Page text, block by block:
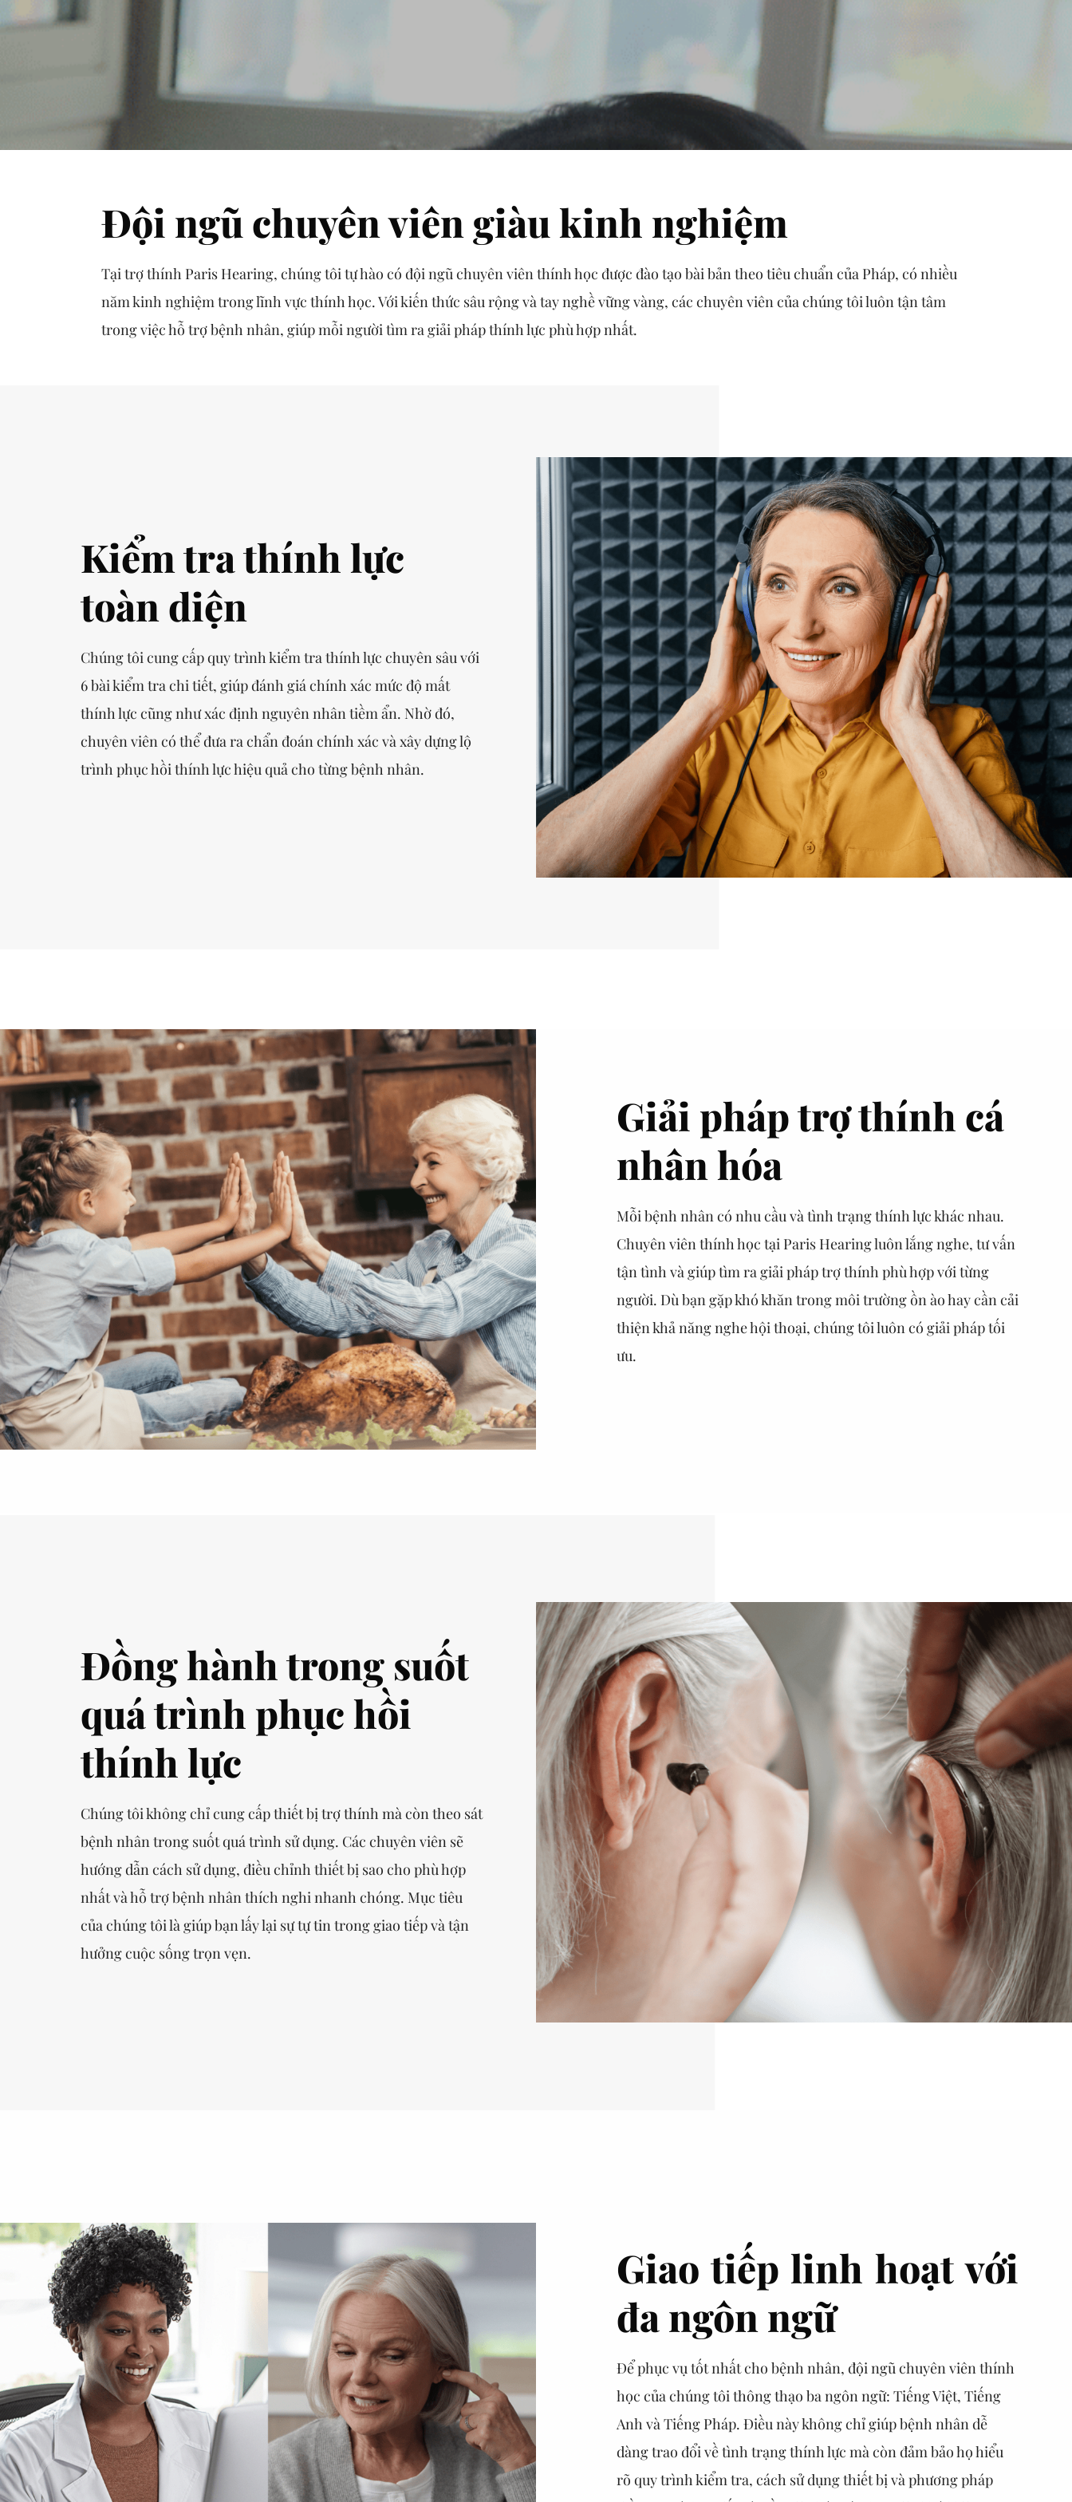
Đội ngũ chuyên viên giàu kinh nghiệm
Tại trợ thính Paris Hearing, chúng tôi tự hào có đội ngũ chuyên viên thính học được đào tạo bài bản theo tiêu chuẩn của Pháp, có nhiều
năm kinh nghiệm trong lĩnh vực thính học. Với kiến thức sâu rộng và tay nghề vững vàng, các chuyên viên của chúng tôi luôn tận tâm
trong việc hỗ trợ bệnh nhân, giúp mỗi người tìm ra giải pháp thính lực phù hợp nhất.
Kiểm tra thính lực
toàn diện
Chúng tôi cung cấp quy trình kiểm tra thính lực chuyên sâu với
6 bài kiểm tra chi tiết, giúp đánh giá chính xác mức độ mất
thính lực cũng như xác định nguyên nhân tiềm ẩn. Nhờ đó,
chuyên viên có thể đưa ra chẩn đoán chính xác và xây dựng lộ
trình phục hồi thính lực hiệu quả cho từng bệnh nhân.
Giải pháp trợ thính cá
nhân hóa
Mỗi bệnh nhân có nhu cầu và tình trạng thính lực khác nhau.
Chuyên viên thính học tại Paris Hearing luôn lắng nghe, tư vấn
tận tình và giúp tìm ra giải pháp trợ thính phù hợp với từng
người. Dù bạn gặp khó khăn trong môi trường ồn ào hay cần cải
thiện khả năng nghe hội thoại, chúng tôi luôn có giải pháp tối
ưu.
Đồng hành trong suốt
quá trình phục hồi
thính lực
Chúng tôi không chỉ cung cấp thiết bị trợ thính mà còn theo sát
bệnh nhân trong suốt quá trình sử dụng. Các chuyên viên sẽ
hướng dẫn cách sử dụng, điều chỉnh thiết bị sao cho phù hợp
nhất và hỗ trợ bệnh nhân thích nghi nhanh chóng. Mục tiêu
của chúng tôi là giúp bạn lấy lại sự tự tin trong giao tiếp và tận
hưởng cuộc sống trọn vẹn.
Giao tiếp linh hoạt với
đa ngôn ngữ
Để phục vụ tốt nhất cho bệnh nhân, đội ngũ chuyên viên thính
học của chúng tôi thông thạo ba ngôn ngữ: Tiếng Việt, Tiếng
Anh và Tiếng Pháp. Điều này không chỉ giúp bệnh nhân dễ
dàng trao đổi về tình trạng thính lực mà còn đảm bảo họ hiểu
rõ quy trình kiểm tra, cách sử dụng thiết bị và phương pháp